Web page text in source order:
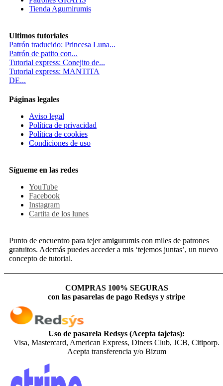
Tienda Agumirumis
Ultimos tutoriales
Patrón traducido: Princesa Luna...
Patrón de patito con...
Tutorial express: Conejito de...
Tutorial express: MANTITA
DE...
Páginas legales
Aviso legal
Política de privacidad
Política de cookies
Condiciones de uso
Sígueme en las redes
YouTube
Facebook
Instagram
Cartita de los lunes
Punto de encuentro para tejer amigurumis con miles de patrones
gratuitos. Además puedes acceder a mis ‘tejemos juntas’, un nuevo
concepto de tutorial.
COMPRAS 100% SEGURAS
con las pasarelas de pago Redsys y stripe
Uso de pasarela Redsys (Acepta tajetas):
Visa, Mastercard, American Express, Diners Club, JCB, Citiporp.
Acepta transferencia y/o Bizum